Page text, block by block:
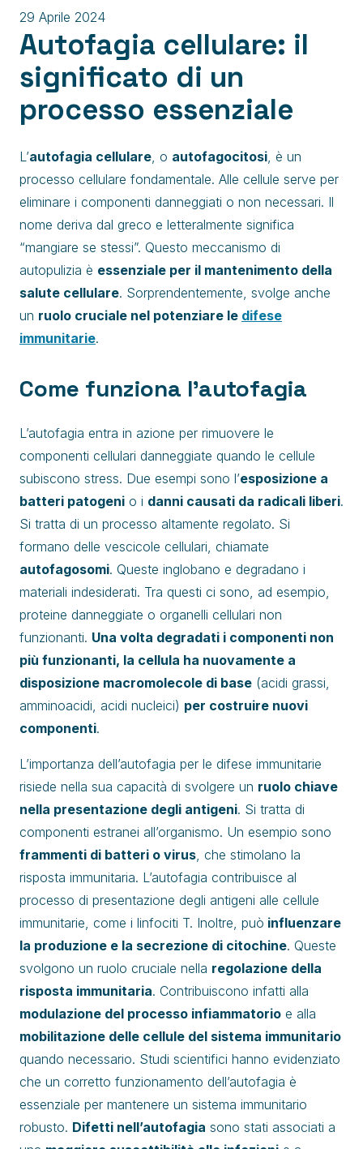
29 Aprile 2024
Autofagia cellulare: il
significato di un
processo essenziale
L’autofagia cellulare, o autofagocitosi, è un
processo cellulare fondamentale. Alle cellule serve per
eliminare i componenti danneggiati o non necessari. Il
nome deriva dal greco e letteralmente significa
“mangiare se stessi”. Questo meccanismo di
autopulizia è essenziale per il mantenimento della
salute cellulare. Sorprendentemente, svolge anche
un ruolo cruciale nel potenziare le difese
immunitarie.
Come funziona l’autofagia
L’autofagia entra in azione per rimuovere le
componenti cellulari danneggiate quando le cellule
subiscono stress. Due esempi sono l’esposizione a
batteri patogeni o i danni causati da radicali liberi.
Si tratta di un processo altamente regolato. Si
formano delle vescicole cellulari, chiamate
autofagosomi. Queste inglobano e degradano i
materiali indesiderati. Tra questi ci sono, ad esempio,
proteine danneggiate o organelli cellulari non
funzionanti. Una volta degradati i componenti non
più funzionanti, la cellula ha nuovamente a
disposizione macromolecole di base (acidi grassi,
amminoacidi, acidi nucleici) per costruire nuovi
componenti.
L’importanza dell’autofagia per le difese immunitarie
risiede nella sua capacità di svolgere un ruolo chiave
nella presentazione degli antigeni. Si tratta di
componenti estranei all’organismo. Un esempio sono
frammenti di batteri o virus, che stimolano la
risposta immunitaria. L’autofagia contribuisce al
processo di presentazione degli antigeni alle cellule
immunitarie, come i linfociti T. Inoltre, può influenzare
la produzione e la secrezione di citochine. Queste
svolgono un ruolo cruciale nella regolazione della
risposta immunitaria. Contribuiscono infatti alla
modulazione del processo infiammatorio e alla
mobilitazione delle cellule del sistema immunitario
quando necessario. Studi scientifici hanno evidenziato
che un corretto funzionamento dell’autofagia è
essenziale per mantenere un sistema immunitario
robusto. Difetti nell’autofagia sono stati associati a